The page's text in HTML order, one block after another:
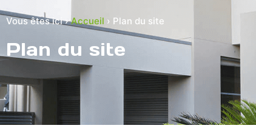
Vous êtes ici ›Accueil › Plan du site
Plan du site